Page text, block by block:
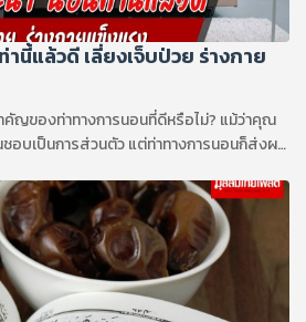
นี้แล้วดี เลี่ยงเจ็บป่วย ร่างกาย
ญของท่าทางการนอนที่ดีหรือไม่? แม้ว่าคุณ
อบเป็นการส่วนตัว แต่ท่าทางการนอนก็ส่งผล